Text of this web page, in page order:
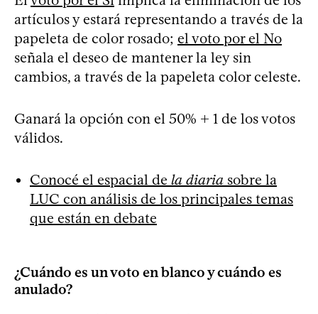
artículos y estará representando a través de la
papeleta de color rosado; el voto por el No
señala el deseo de mantener la ley sin
cambios, a través de la papeleta color celeste.
Ganará la opción con el 50% + 1 de los votos
válidos.
Conocé el espacial de la diaria sobre la
LUC con análisis de los principales temas
que están en debate
¿Cuándo es un voto en blanco y cuándo es
anulado?